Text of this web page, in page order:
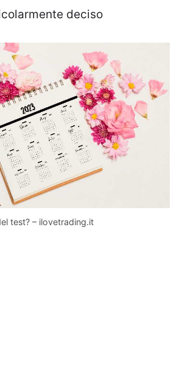
deciso
test? – ilovetrading.it